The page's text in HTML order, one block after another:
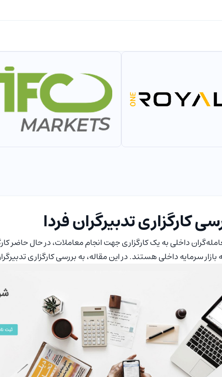
کارگزاری تدبیرگران فردا
داخلی به یک کارگزاری جهت انجام معاملات، در حال حاضر
سرمایه داخلی هستند. در این مقاله، به بررسی کارگزاری